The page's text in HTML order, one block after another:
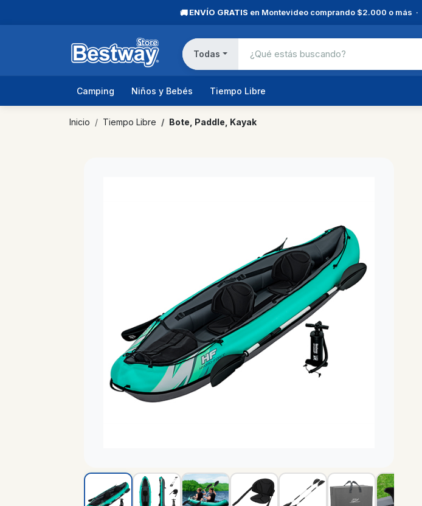
🚚 ENVÍO GRATIS en Montevideo comprando $2.000 o más ·
Todas
Camping Niños y Bebés Tiempo Libre
Inicio Tiempo Libre Bote, Paddle, Kayak